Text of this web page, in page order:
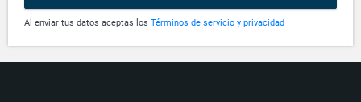
Al enviar tus datos aceptas los Términos de servicio y privacidad